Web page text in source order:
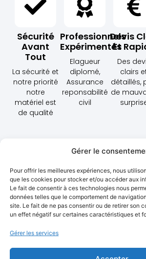
Gérer le
Pour offrir les meilleures expériences, nous
que les cookies pour stocker et/ou accéder aux
Le fait de consentir à ces technologies nous
données telles que le comportement de
site. Le fait de ne pas consentir ou de retirer son
un effet négatif sur certaines caractéristiques et
Gérer les services
Sécurité
Avant
Tout
La sécurité et
notre priorité
notre
matériel est
de qualité
Professionnels
Expérimentés
Elagueur
diplomé,
Assurance
reponsabilité
civil
Devis
Et
Des
clairs
détaillés,
de
Avis clients